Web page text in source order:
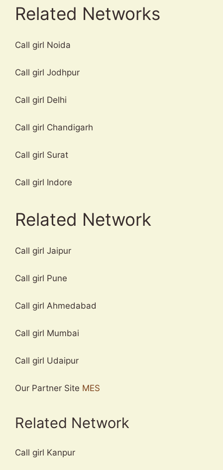
Related Networks
Call girl Noida
Call girl Jodhpur
Call girl Delhi
Call girl Chandigarh
Call girl Surat
Call girl Indore
Related Network
Call girl Jaipur
Call girl Pune
Call girl Ahmedabad
Call girl Mumbai
Call girl Udaipur
Our Partner Site MES
Related Network
Call girl Kanpur